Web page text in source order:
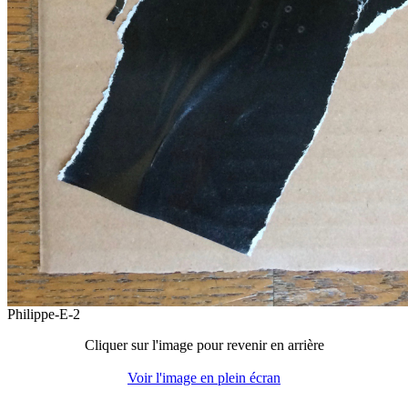
Philippe-E-2
Cliquer sur l'image pour revenir en arrière
Voir l'image en plein écran